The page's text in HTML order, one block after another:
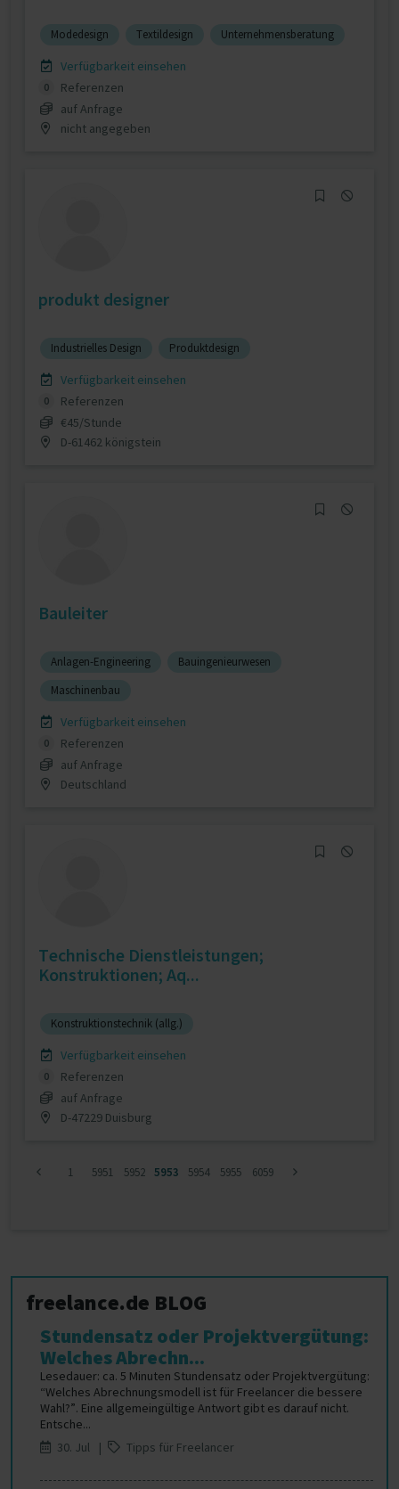
Modedesign Textildesign Unternehmensberatung
Verfügbarkeit einsehen
0
Referenzen
auf Anfrage
nicht angegeben
produkt designer
Industrielles Design Produktdesign
Verfügbarkeit einsehen
0
Referenzen
€45/Stunde
D-61462 königstein
Bauleiter
Anlagen-Engineering
Bauingenieurwesen
Maschinenbau
Verfügbarkeit einsehen
0
Referenzen
auf Anfrage
Deutschland
Technische Dienstleistungen;
Konstruktionen; Aq...
Konstruktionstechnik (allg.)
Verfügbarkeit einsehen
0
Referenzen
auf Anfrage
D-47229 Duisburg
1 5951 5952 5953 5954 5955 6059
freelance.de BLOG
Stundensatz oder Projektvergütung:
Welches Abrechn...
Lesedauer: ca. 5 Minuten Stundensatz oder Projektvergütung:
“Welches Abrechnungsmodell ist für Freelancer die bessere
Wahl?”. Eine allgemeingültige Antwort gibt es darauf nicht.
Entsche...
30. Jul |
Tipps für Freelancer